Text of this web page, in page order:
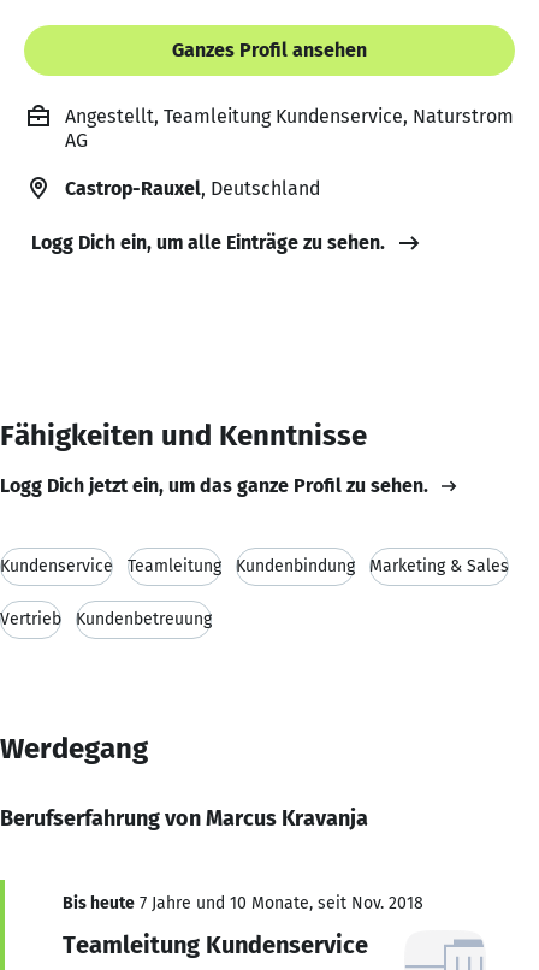
Ganzes Profil ansehen
Angestellt, Teamleitung Kundenservice, Naturstrom
AG
Castrop-Rauxel, Deutschland
Logg Dich ein, um alle Einträge zu sehen.
Fähigkeiten und Kenntnisse
Logg Dich jetzt ein, um das ganze Profil zu sehen.
Kundenservice Teamleitung Kundenbindung Marketing & Sales
Vertrieb Kundenbetreuung
Werdegang
Berufserfahrung von Marcus Kravanja
Bis heute 7 Jahre und 10 Monate, seit Nov. 2018
Teamleitung Kundenservice